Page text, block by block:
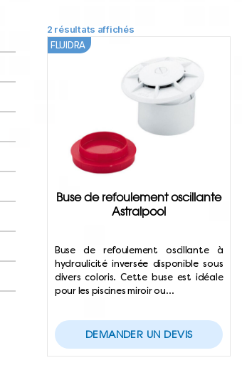
2 résultats affichés
Buse de refoulement oscillante
Astralpool
FLUIDRA
Buse de refoulement oscillante à
hydraulicité inversée disponible sous
divers coloris. Cette buse est idéale
pour les piscines miroir ou…
DEMANDER UN DEVIS